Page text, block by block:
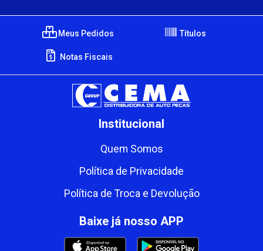
Meus Pedidos Títulos
Notas Fiscais
Institucional
Quem Somos
Política de Privacidade
Política de Troca e Devolução
Baixe já nosso APP